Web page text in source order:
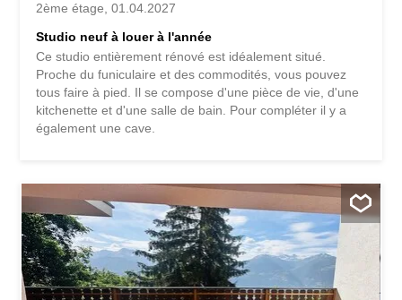
2ème étage 01.04.2027
Studio neuf à louer à l'année
Ce studio entièrement rénové est idéalement situé.
Proche du funiculaire et des commodités, vous pouvez
tous faire à pied. Il se compose d'une pièce de vie, d'une
kitchenette et d'une salle de bain. Pour compléter il y a
également une cave.